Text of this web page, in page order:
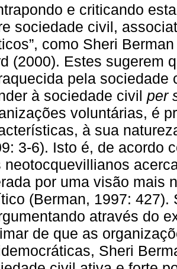
e criticando
sociedade civil,
como Sheri
(2000). Estes sugerem
pela sociedade
à sociedade civil per
voluntárias, é
à sua
3-6). Isto é, de acordo
neotocquevillianos
por uma visão mais
(Berman, 1997:
através do
de que as
Sheri